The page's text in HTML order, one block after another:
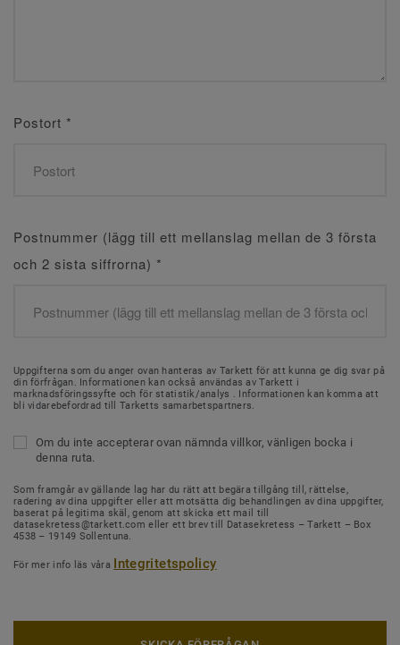
Postort *
Postnummer (lägg till ett mellanslag mellan de 3 första
och 2 sista siffrorna) *
Uppgifterna som du anger ovan hanteras av Tarkett för att kunna ge dig svar på
din förfrågan. Informationen kan också användas av Tarkett i
marknadsföringssyfte och för statistik/analys . Informationen kan komma att
bli vidarebefordrad till Tarketts samarbetspartners.
Om du inte accepterar ovan nämnda villkor, vänligen bocka i
denna ruta.
Som framgår av gällande lag har du rätt att begära tillgång till, rättelse,
radering av dina uppgifter eller att motsätta dig behandlingen av dina uppgifter,
baserat på legitima skäl, genom att skicka ett mail till
datasekretess@tarkett.com eller ett brev till Datasekretess – Tarkett – Box
4538 – 19149 Sollentuna.
För mer info läs våra Integritetspolicy